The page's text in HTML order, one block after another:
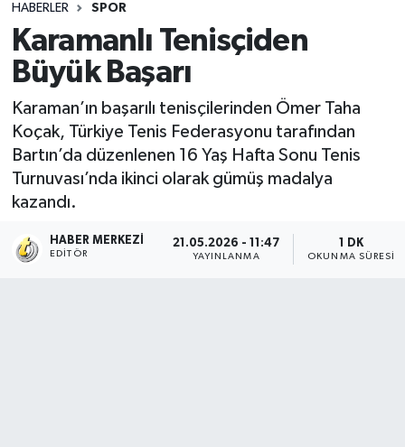
HABERLER SPOR
Karamanlı Tenisçiden
Büyük Başarı
Karaman’ın başarılı tenisçilerinden Ömer Taha
Koçak, Türkiye Tenis Federasyonu tarafından
Bartın’da düzenlenen 16 Yaş Hafta Sonu Tenis
Turnuvası’nda ikinci olarak gümüş madalya
kazandı.
HABER MERKEZI
EDITÖR
21.05.2026 - 11:47
YAYINLANMA
1 DK
OKUNMA SÜRESI
Ulusal Haberler
Vefat Edenler